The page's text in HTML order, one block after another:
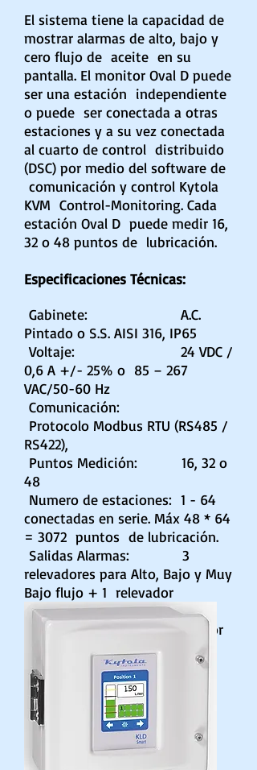
El sistema tiene la capacidad de
mostrar alarmas de alto, bajo y
cero flujo de aceite en su
pantalla. El monitor Oval D puede
ser una estación independiente
o puede ser conectada a otras
estaciones y a su vez conectada
al cuarto de control distribuido
(DSC) por medio del software de
comunicación y control Kytola
KVM Control-Monitoring. Cada
estación Oval D puede medir 16,
32 o 48 puntos de lubricación.
Especificaciones Técnicas:
Gabinete: A.C.
Pintado o S.S. AISI 316, IP65
Voltaje: 24 VDC /
0,6 A +/- 25% o 85 – 267
VAC/50-60 Hz
Comunicación:
Protocolo Modbus RTU (RS485 /
RS422),
Puntos Medición: 16, 32 o
48
Numero de estaciones: 1 - 64
conectadas en serie. Máx 48 * 64
= 3072 puntos de lubricación.
Salidas Alarmas: 3
relevadores para Alto, Bajo y Muy
Bajo flujo + 1 relevador
programable.
Sensor: Sensor
tipo Bobina Kytola o Sensor
NAMUR
Hoja de datos